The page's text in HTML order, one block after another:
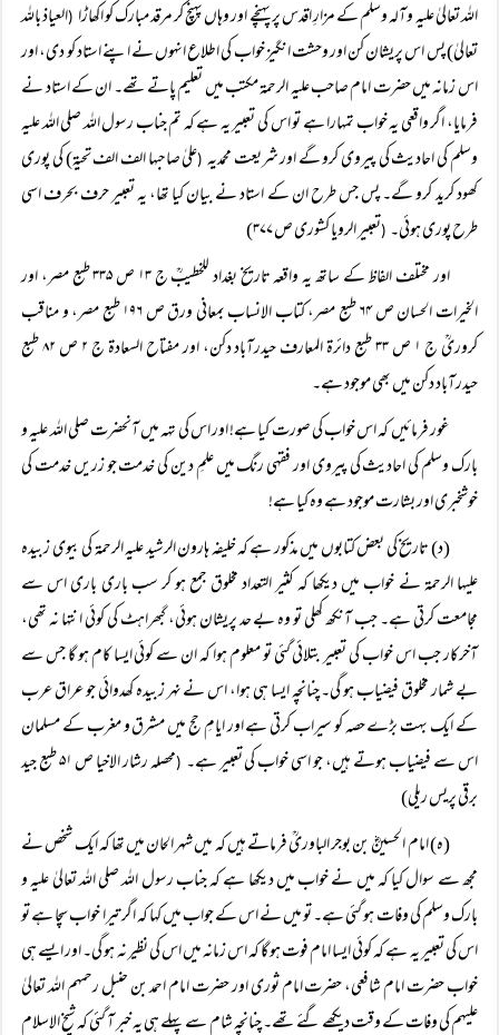
اللہ تعالیٰ علیہ وآلہ وسلم کے مزارِ اقدس پر پہنچے اور وہاں پہنچ کر مرقد مبارک کو اکھاڑا (العیاذ باللہ
تعالیٰ) پس اس پریشان کن اور وحشت انگیز خواب کی اطلاع انہوں نے اپنے استاد کو دی، اور
اس زمانہ میں حضرت امام صاحب علیہ الرحمۃ مکتب میں تعلیم پاتے تھے۔ ان کے استاد نے
فرمایا، اگر واقعی یہ خواب تمہارا ہے تو اس کی تعبیر یہ ہے کہ تم جناب رسول اللہ صلی اللہ علیہ
وسلم کی احادیث کی پیروی کرو گے اور شریعت محمدیہ (علیٰ صاحبہا الف الف تحیۃ) کی پوری
کھود کرید کرو گے۔ پس جس طرح ان کے استاد نے بیان کیا تھا، یہ تعبیر حرف بحرف اسی
طرح پوری ہوئی۔ (تعبیر الرویا کشوری ص ۳۷۷)
اور مختلف الفاظ کے ساتھ یہ واقعہ تاریخ بغداد للخطیبؒ ج ۱۳ ص ۳۳۵ طبع مصر، اور
الخیرات الحسان ص ۶۴ طبع مصر، کتاب الانساب بمعانی ورق ص ۱۹۶ طبع مصر، و مناقب
کروریؒ ج ۱ ص ۳۳ طبع دائرۃ المعارف حیدرآباد دکن، اور مفتاح السعادۃ ج ۲ ص ۸۲ طبع
حیدرآباد دکن میں بھی موجود ہے۔
غور فرمائیں کہ اس خواب کی صورت کیا ہے! اور اس کی تہہ میں آنحضرت صلی اللہ علیہ و
بارک وسلم کی احادیث کی پیروی اور فقہی رنگ میں علمِ دین کی خدمت جو زریں خدمت کی
خوشخبری اور بشارت موجود ہے وہ کیا ہے!
(د) تاریخ کی بعض کتابوں میں مذکور ہے کہ خلیفہ ہارون الرشید علیہ الرحمۃ کی بیوی زبیدہ
علیہا الرحمۃ نے خواب میں دیکھا کہ کثیر التعداد مخلوق جمع ہو کر سب باری باری اس سے
مجامعت کرتی ہے۔ جب آنکھ کھلی تو وہ بے حد پریشان ہوئی، گبھراہٹ کی کوئی انتہا نہ تھی،
آخرکار جب اس خواب کی تعبیر بتلائی گئی تو معلوم ہوا کہ ان سے کوئی ایسا کام ہو گا جس سے
بے شمار مخلوق فیضیاب ہو گی۔ چنانچہ ایسا ہی ہوا، اس نے نہر زبیدہ کھدوائی جو عراق عرب
کے ایک بہت بڑے حصہ کو سیراب کرتی ہے اور ایامِ حج میں مشرق و مغرب کے مسلمان
اس سے فیضیاب ہوتے ہیں، جو اسی خواب کی تعبیر ہے۔ (
محصلہ رشار الاخیا ص ۵۱ طبع جید
برقی پریس ریلی)
(ہ) امام الحسینؓ بن بوجر الباوریؒ فرماتے ہیں کہ میں شہر الحان میں تھا کہ ایک شخص نے
مجھ سے سوال کیا کہ میں نے خواب میں دیکھا ہے کہ جناب رسول اللہ صلی اللہ تعالیٰ علیہ و
بارک وسلم کی وفات ہو گئی ہے۔ تو میں نے اس کے جواب میں کہا کہ اگر تیرا خواب سچا ہے تو
اس کی تعبیر یہ ہے کہ کوئی ایسا امام فوت ہو گا کہ اس زمانہ میں اس کی نظیر نہ ہو گی۔ اور ایسے ہی
خواب حضرت امام شافعی، حضرت امام ثوری اور حضرت امام احمد بن حنبل رحمہم اللہ تعالیٰ
علیہم کی وفات کے وقت دیکھے گئے تھے۔ چنانچہ شام سے پہلے ہی یہ خبر آ گئی کہ شیخ الاسلام